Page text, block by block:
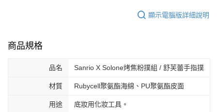
顯示電腦版詳細說明
商品規格
品名 Sanrio X Solone烤焦粉撲組 / 舒芙蕾手指撲
材質 Rubycell聚氨酯海綿、PU聚氨酯皮面
用途 底妝用化妝工具。